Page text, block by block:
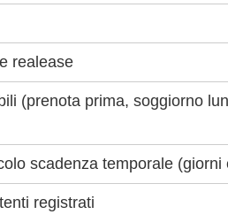
realease
(prenota prima, soggiorno
scadenza temporale (giorni
registrati